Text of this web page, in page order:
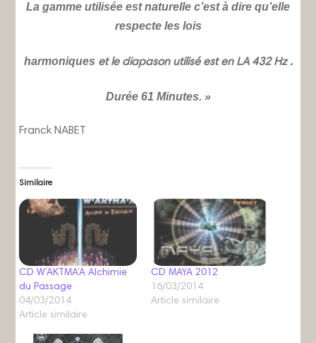
La gamme utilisée est naturelle c’est à dire qu’elle
respecte les lois
harmoniques et le diapason utilisé est en LA 432 Hz .
Durée 61 Minutes. »
Franck NABET
Similaire
CD W’AKTMA’A Alchimie
du Passage
04/03/2014
Article similaire
CD MAYA 2012
16/03/2014
Article similaire